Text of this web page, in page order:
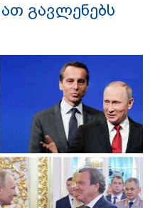
ფაქტობრივად
ვინმეს ხომ
გავლენებს